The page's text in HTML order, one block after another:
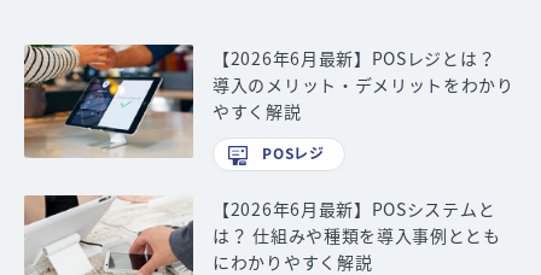
【2026年6月最新】POSレジとは？
導入のメリット・デメリットをわかり
やすく解説
POSレジ
【2026年6月最新】POSシステムと
は？ 仕組みや種類を導入事例ととも
にわかりやすく解説